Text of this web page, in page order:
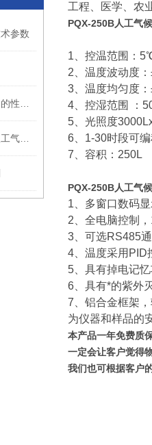
参数
工程、医学、农
PQX-250B人工气
1、控温范围：
2、温度波动度
3、温度均匀度
4、控湿范围 ：
5、光照度
6、1-30时段可
7、容积：250L
PQX-250B人工气
1、多窗口数码
2、全电脑控制
3、可选RS485
4、温度采用PID
5、具有掉电记
6、具有*的紫外
7、铝合金框架
为仪器和样品的
本产品一年免费质
一定会让客户觉得
我们也可根据客户